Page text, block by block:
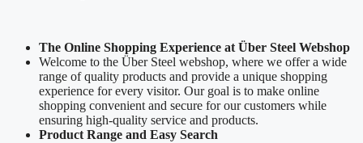
The Online Shopping Experience at Über Steel Webshop
Welcome to the Über Steel webshop, where we offer a wide
range of quality products and provide a unique shopping
experience for every visitor. Our goal is to make online
shopping convenient and secure for our customers while
ensuring high-quality service and products.
Product Range and Easy Search